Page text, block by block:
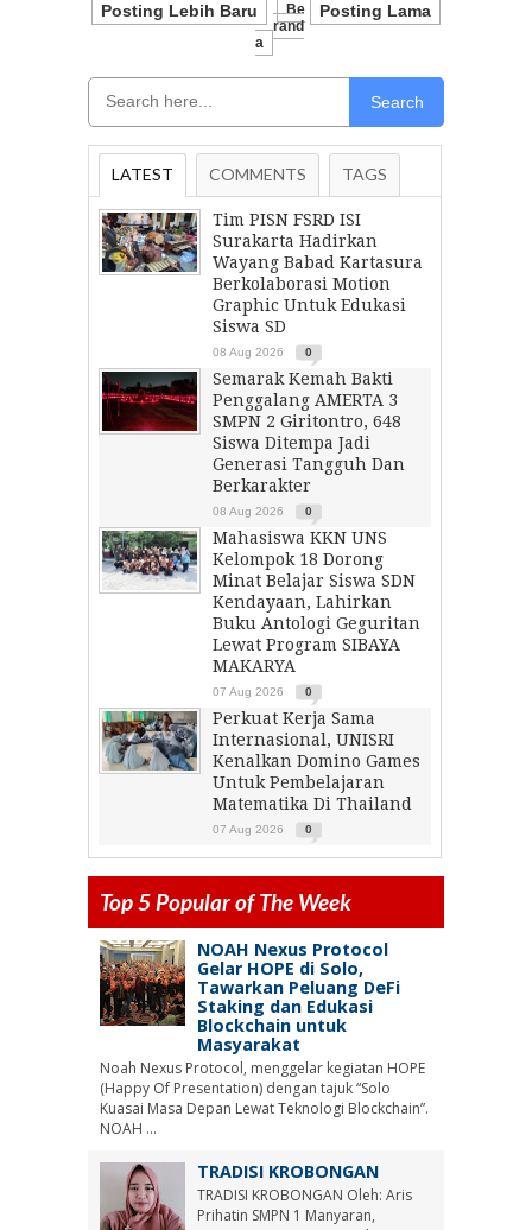
Posting Lebih Baru Posting Lama
Be
Rand
A
Search
LATEST COMMENTS TAGS
Tim PISN FSRD ISI
Surakarta Hadirkan
Wayang Babad Kartasura
Berkolaborasi Motion
Graphic Untuk Edukasi
Siswa SD
08 Aug 2026 0
Semarak Kemah Bakti
Penggalang AMERTA 3
SMPN 2 Giritontro, 648
Siswa Ditempa Jadi
Generasi Tangguh Dan
Berkarakter
08 Aug 2026 0
Mahasiswa KKN UNS
Kelompok 18 Dorong
Minat Belajar Siswa SDN
Kendayaan, Lahirkan
Buku Antologi Geguritan
Lewat Program SIBAYA
MAKARYA
07 Aug 2026 0
Perkuat Kerja Sama
Internasional, UNISRI
Kenalkan Domino Games
Untuk Pembelajaran
Matematika Di Thailand
07 Aug 2026 0
Top 5 Popular of The Week
NOAH Nexus Protocol
Gelar HOPE di Solo,
Tawarkan Peluang DeFi
Staking dan Edukasi
Blockchain untuk
Masyarakat
Noah Nexus Protocol, menggelar kegiatan HOPE
(Happy Of Presentation) dengan tajuk “Solo
Kuasai Masa Depan Lewat Teknologi Blockchain”.
NOAH ...
TRADISI KROBONGAN
TRADISI KROBONGAN Oleh: Aris
Prihatin SMPN 1 Manyaran,